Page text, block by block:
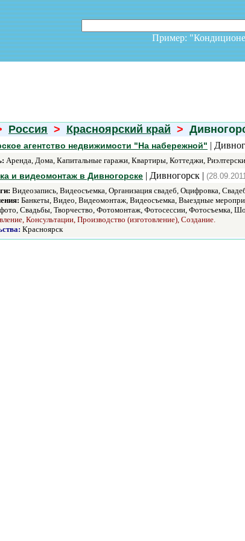
Пример:
Россия > Красноярский край >
агентство недвижимости "На набережной" |
Аренда, Дома, Капитальные гаражи, Квартиры, Коттеджи,
и видеомонтаж в Дивногорске | Дивногорск |
Видеозапись, Видеосъемка, Организация свадеб, Оцифровка,
Банкеты, Видео, Видеомонтаж, Видеосъемка, Выездные
Свадьбы, Творчество, Фотомонтаж, Фотосессии, Фотосъемка,
Консультации, Производство (изготовление), Создание.
Красноярск